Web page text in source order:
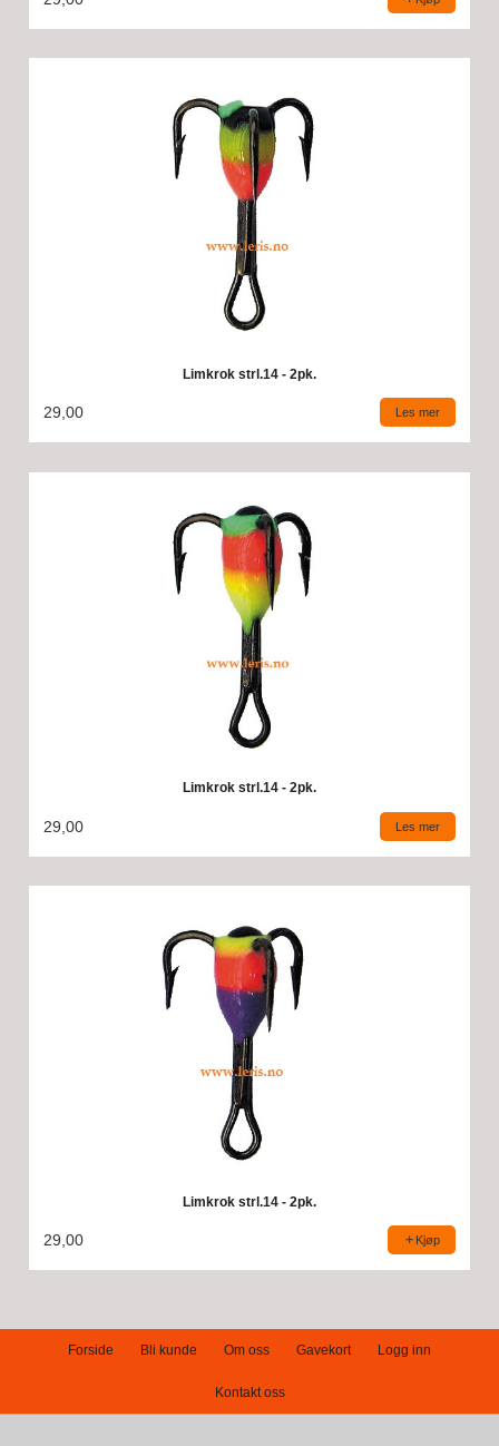
Limkrok strl.14 - 2pk.
29,00 Les mer
Limkrok strl.14 - 2pk.
29,00 Les mer
Limkrok strl.14 - 2pk.
29,00 Kjøp
Forside Bli kunde Om oss Gavekort Logg inn
Kontakt oss